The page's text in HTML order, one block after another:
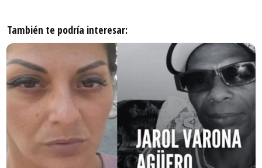
También te podría interesar: